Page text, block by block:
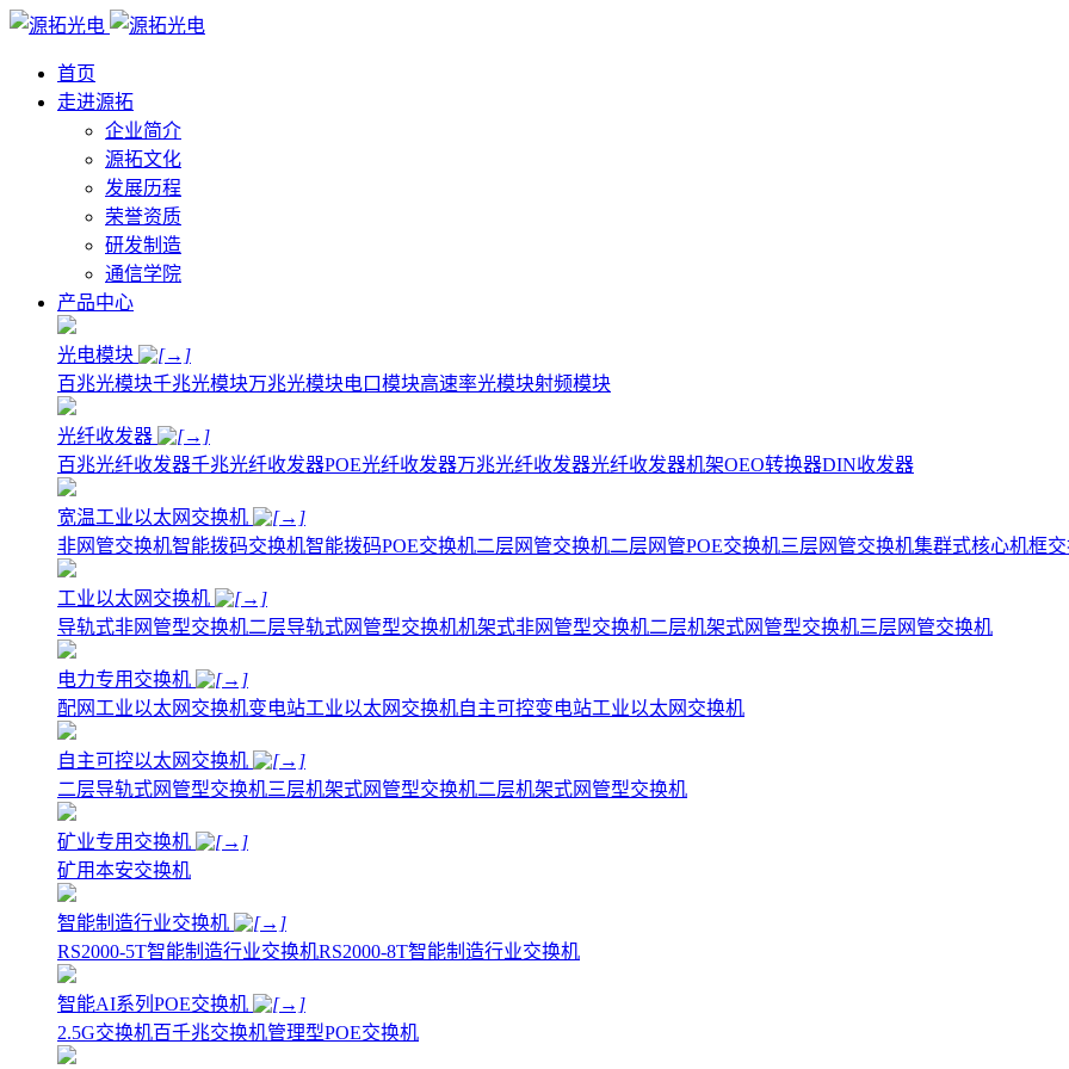
首页
走进源拓
企业简介
源拓文化
发展历程
荣誉资质
研发制造
通信学院
产品中心
光电模块
百兆光模块千兆光模块万兆光模块电口模块高速率光模块射频模块
光纤收发器
百兆光纤收发器千兆光纤收发器POE光纤收发器万兆光纤收发器光纤收发器机架OEO转换器DIN收发器
宽温工业以太网交换机
非网管交换机智能拨码交换机智能拨码POE交换机二层网管交换机二层网管POE交换机三层网管交换机集群式核心机框
工业以太网交换机
导轨式非网管型交换机二层导轨式网管型交换机机架式非网管型交换机二层机架式网管型交换机三层网管交换机
电力专用交换机
配网工业以太网交换机变电站工业以太网交换机自主可控变电站工业以太网交换机
自主可控以太网交换机
二层导轨式网管型交换机三层机架式网管型交换机二层机架式网管型交换机
矿业专用交换机
矿用本安交换机
智能制造行业交换机
RS2000-5T智能制造行业交换机RS2000-8T智能制造行业交换机
智能AI系列POE交换机
2.5G交换机百千兆交换机管理型POE交换机